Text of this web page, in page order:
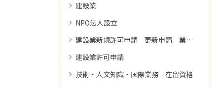
建設業
NPO法人設立
建設業新規許可申請 更新申請 業種追加申請
建設業許可申請
技術・人文知識・国際業務 在留資格